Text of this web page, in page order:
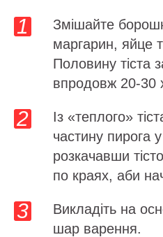
Змішайте
маргарин, яйце
Половину тіста
впродовж 20-30
Із «теплого»
частину пирога
розкачавши
по краях, аби
Викладіть на
шар варення.